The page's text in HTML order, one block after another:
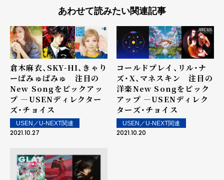
あわせて読みたい関連記事
倉木麻衣、SKY-HI、きゃり
ーぱみゅぱみゅ 注目の
New Songをピックアッ
プ ―USENディレクター
ズ・チョイス
USEN／U-NEXT関連
2021.10.27
コールドプレイ、リル・ナ
ズ・X、マネスキン 注目の
洋楽New Songをピック
アップ ―USENディレク
ターズ・チョイス
USEN／U-NEXT関連
2021.10.20